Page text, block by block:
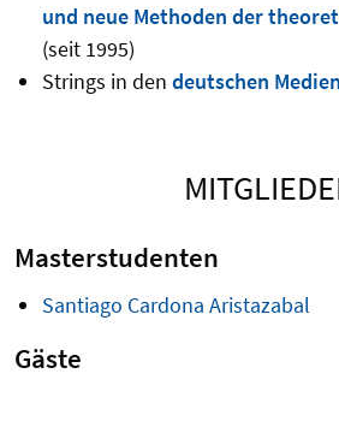
und neue Methoden der
(seit 1995)
Strings in den deutschen Medien
Masterstudenten
Santiago Cardona Aristazabal
Gäste